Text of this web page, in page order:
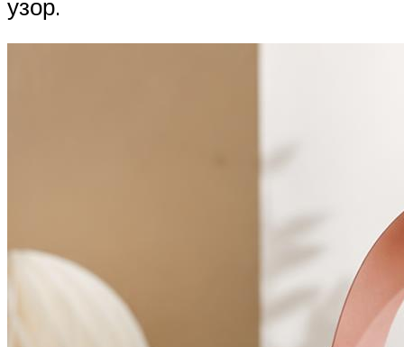
узор.